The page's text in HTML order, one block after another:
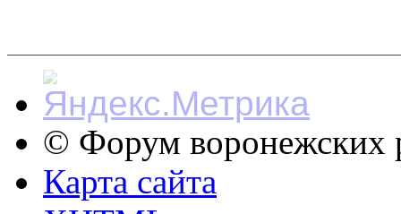
© Форум воронежских
Карта сайта